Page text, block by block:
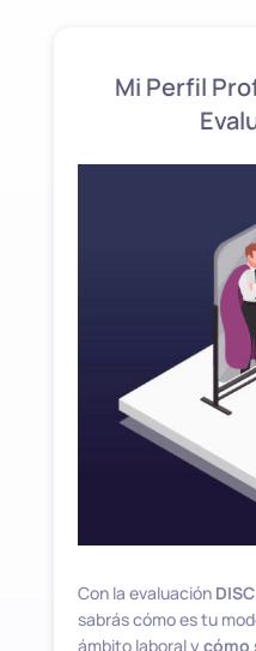
Mi Perfil
Con la evaluación
sabrás cómo es tu
ámbito laboral y cómo